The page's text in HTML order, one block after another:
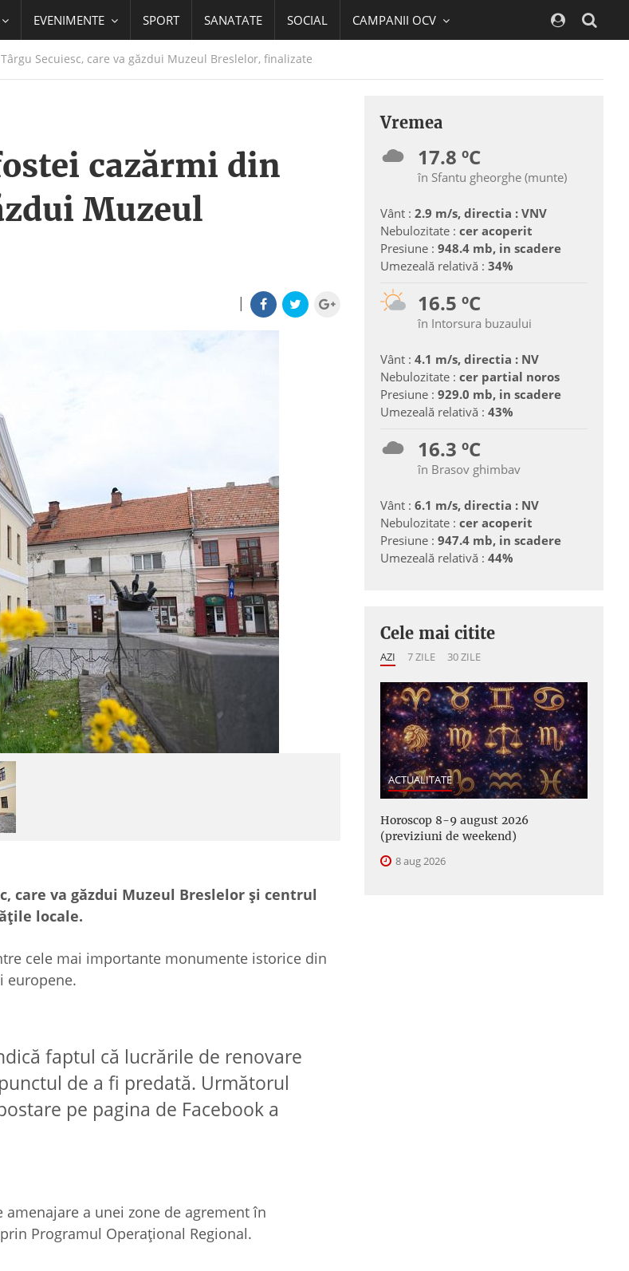
EVENIMENTE SPORT SANATATE SOCIAL CAMPANII OCV
Secuiesc, care va găzdui Muzeul Breslelor, finalizate
cazărmi din
Muzeul
|
care va găzdui Muzeul Breslelor şi centrul
locale.
cele mai importante monumente istorice din
europene.
faptul că lucrările de renovare
de a fi predată. Următorul
pe pagina de Facebook a
a unei zone de agrement în
Programul Operaţional Regional.
Vremea
17.8 ºC
în Sfantu gheorghe (munte)
Vânt : 2.9 m/s, directia : VNV
Nebulozitate : cer acoperit
Presiune : 948.4 mb, in scadere
Umezeală relativă : 34%
16.5 ºC
în Intorsura buzaului
Vânt : 4.1 m/s, directia : NV
Nebulozitate : cer partial noros
Presiune : 929.0 mb, in scadere
Umezeală relativă : 43%
16.3 ºC
în Brasov ghimbav
Vânt : 6.1 m/s, directia : NV
Nebulozitate : cer acoperit
Presiune : 947.4 mb, in scadere
Umezeală relativă : 44%
Cele mai citite
AZI 7 ZILE 30 ZILE
ACTUALITATE
Horoscop 8-9 august 2026
(previziuni de weekend)
8 aug 2026